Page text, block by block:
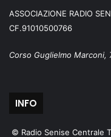
ASSOCIAZIONE RADIO
CF.91010500766
Corso Guglielmo Marconi,
INFO
© Radio Senise Centrale